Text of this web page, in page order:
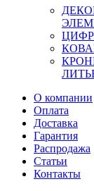
О компании
Оплата
Доставка
Гарантия
Распродажа
Статьи
Контакты